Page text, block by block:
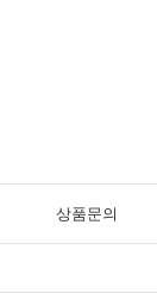
상품문의